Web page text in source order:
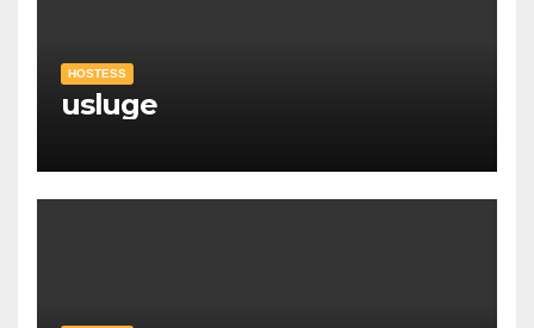
HOSTESS
usluge